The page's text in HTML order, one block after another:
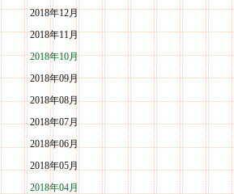
2018年12月
2018年11月
2018年10月
2018年09月
2018年08月
2018年07月
2018年06月
2018年05月
2018年04月